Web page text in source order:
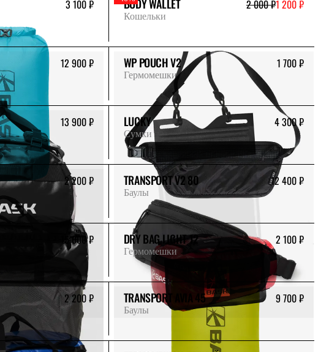
3 100 ₽ BODY WALLET
Кошельки
2 000 ₽1 200 ₽
12 900 ₽ WP POUCH V2
Гермомешки
1 700 ₽
13 900 ₽ LUCKY
Сумки
4 300 ₽
2 200 ₽ TRANSPORT V2 80
Баулы
12 400 ₽
15 000 ₽ DRY BAG LIGHT 12
Гермомешки
2 100 ₽
2 200 ₽ TRANSPORT AVIA 45
Баулы
9 700 ₽